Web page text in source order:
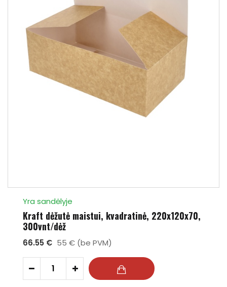
Yra sandėlyje
Kraft dėžutė maistui, kvadratinė, 220x120x70,
300vnt/dėž
66.55 € 55 € (be PVM)
- +